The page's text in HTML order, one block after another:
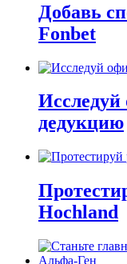
Добавь
Fonbet
дедукцию
Hochland